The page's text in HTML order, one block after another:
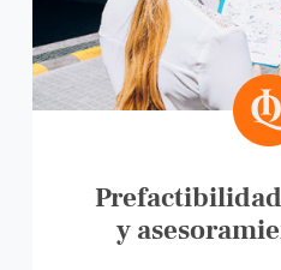
y